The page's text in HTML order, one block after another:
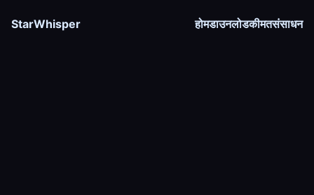
StarWhisper होमडाउनलोडकीमतसंसाधन